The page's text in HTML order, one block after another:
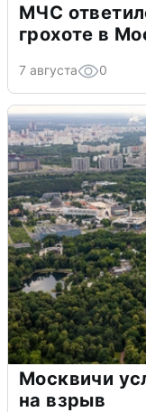
МЧС
грохоте в
7 августа 0
Москвичи
на взрыв